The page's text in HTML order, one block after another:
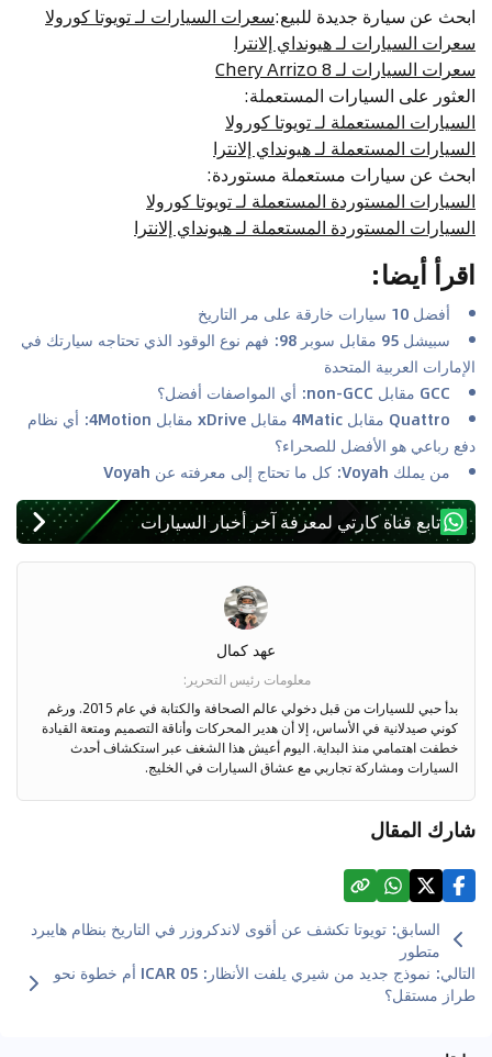
ابحث عن سيارة جديدة للبيع:سعرات السيارات لـ تويوتا كورولا
سعرات السيارات لـ هيونداي إلانترا
سعرات السيارات لـ Chery Arrizo 8
العثور على السيارات المستعملة:
السيارات المستعملة لـ تويوتا كورولا
السيارات المستعملة لـ هيونداي إلانترا
ابحث عن سيارات مستعملة مستوردة:
السيارات المستوردة المستعملة لـ تويوتا كورولا
السيارات المستوردة المستعملة لـ هيونداي إلانترا
اقرأ أيضا:
أفضل 10 سيارات خارقة على مر التاريخ
سبيشل 95 مقابل سوبر 98: فهم نوع الوقود الذي تحتاجه سيارتك في
الإمارات العربية المتحدة
GCC مقابل non-GCC: أي المواصفات أفضل؟
Quattro مقابل 4Matic مقابل xDrive مقابل 4Motion: أي نظام
دفع رباعي هو الأفضل للصحراء؟
من يملك Voyah: كل ما تحتاج إلى معرفته عن Voyah
تابع قناة كارتي لمعرفة آخر أخبار السيارات
عهد كمال
معلومات رئيس التحرير :
بدأ حبي للسيارات من قبل دخولي عالم الصحافة والكتابة في عام 2015. ورغم
كوني صيدلانية في الأساس، إلا أن هدير المحركات وأناقة التصميم ومتعة القيادة
خطفت اهتمامي منذ البداية. اليوم أعيش هذا الشغف عبر استكشاف أحدث
السيارات ومشاركة تجاربي مع عشاق السيارات في الخليج.
شارك المقال
السابق: تويوتا تكشف عن أقوى لاندكروزر في التاريخ بنظام هايبرد
متطور
التالي:
نموذج جديد من شيري يلفت الأنظار: ICAR 05 أم خطوة نحو
طراز مستقل؟